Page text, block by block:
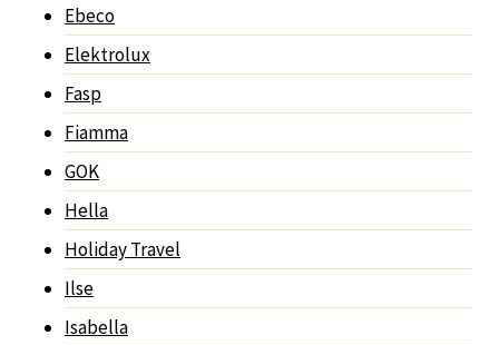
Ebeco
Elektrolux
Fasp
Fiamma
GOK
Hella
Holiday Travel
Ilse
Isabella